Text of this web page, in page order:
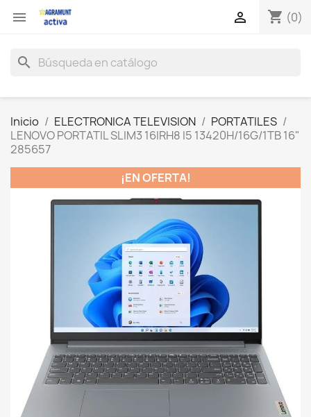
 shopping_cart (0)

search
Inicio ELECTRONICA TELEVISION
PORTATILES
LENOVO PORTATIL SLIM3 16IRH8 I5 13420H/16G/1TB 16"
285657
¡EN OFERTA!